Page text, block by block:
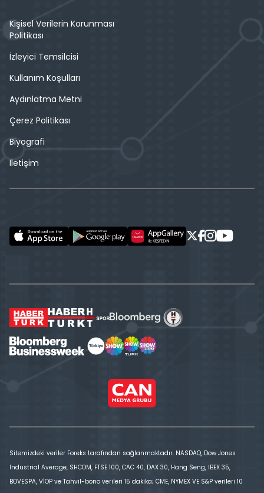
Kişisel Verilerin Korunması
Politikası
İzleyici Temsilcisi
Kullanım Koşulları
Aydınlatma Metni
Çerez Politikası
Biyografi
İletişim
Sitemizdeki veriler Foreks tarafından sağlanmaktadır. NASDAQ, Dow Jones
Industrial Average, SHCOM, FTSE 100, CAC 40, DAX 30, Hang Seng, IBEX 35,
BOVESPA, VİOP ve Tahvil-bono verileri 15 dakika; CME, NYMEX VE S&P verileri 10